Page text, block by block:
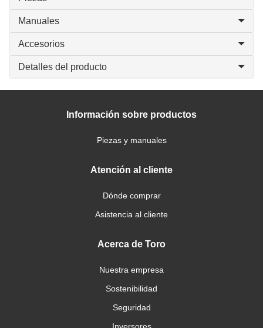
Manuales
Accesorios
Detalles del producto
Información sobre productos
Piezas y manuales
Atención al cliente
Dónde comprar
Asistencia al cliente
Acerca de Toro
Nuestra empresa
Sostenibilidad
Seguridad